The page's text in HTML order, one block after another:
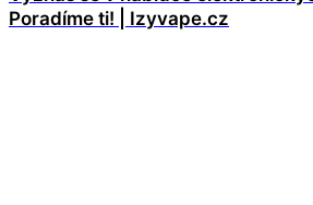
Poradíme ti! | Izyvape.cz